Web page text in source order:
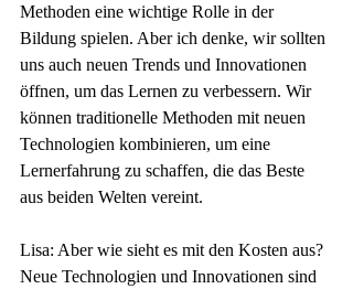
Methoden eine wichtige Rolle in der
Bildung spielen. Aber ich denke, wir sollten
uns auch neuen Trends und Innovationen
öffnen, um das Lernen zu verbessern. Wir
können traditionelle Methoden mit neuen
Technologien kombinieren, um eine
Lernerfahrung zu schaffen, die das Beste
aus beiden Welten vereint.
Lisa: Aber wie sieht es mit den Kosten aus?
Neue Technologien und Innovationen sind